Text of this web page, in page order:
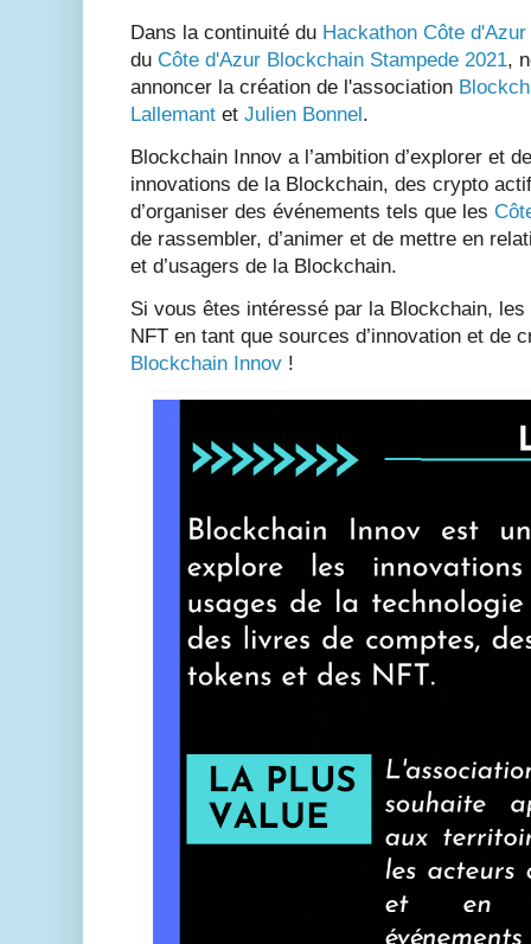
Dans la continuité du Hackathon Côte
du Côte d'Azur Blockchain Stampede 2021,
annoncer la création de l'association
Lallemant et Julien Bonnel.
Blockchain Innov a l’ambition d’explorer et
innovations de la Blockchain, des crypto
d’organiser des événements tels que les
de rassembler, d’animer et de mettre en
et d’usagers de la Blockchain.
Si vous êtes intéressé par la Blockchain,
NFT en tant que sources d’innovation et de
Blockchain Innov !